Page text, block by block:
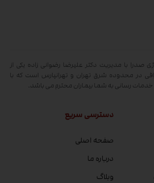
صدرا با مدیریت دکتر علیرضا رضوانی زاده یکی از
در محدوده شرق تهران و تهرانپارس است که با
خدمات رسانی به شما بیماران محترم می باشد.
دسترسی سریع
صفحه اصلی
درباره ما
وبلاگ